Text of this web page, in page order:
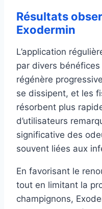
Résultats
Exodermin
L’application
par divers
régénère
se dissipent, et les
résorbent plus
d’utilisateurs
significative des
souvent liées aux
En favorisant le
tout en limitant la
champignons,